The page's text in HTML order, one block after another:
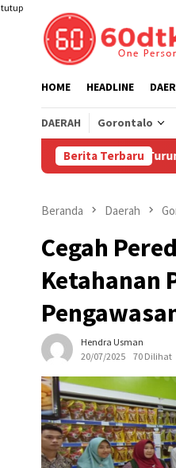
tutup
HOME HEADLINE
DAERAH Gorontalo
Berita Terbaru
Pertamina Turunkan Harga
Beranda Daerah
Cegah
Ketahanan
Hendra Usman
20/07/2025
70 Dilihat